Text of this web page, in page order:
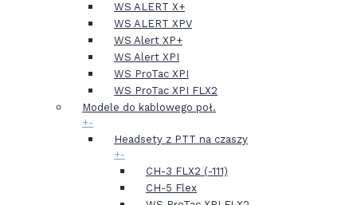
WS ALERT X+
WS ALERT XPV
WS Alert XP+
WS Alert XPI
WS ProTac XPI
WS ProTac XPI FLX2
Modele do kablowego poł.
+-
Headsety z PTT na czaszy
+-
CH-3 FLX2 (-111)
CH-5 Flex